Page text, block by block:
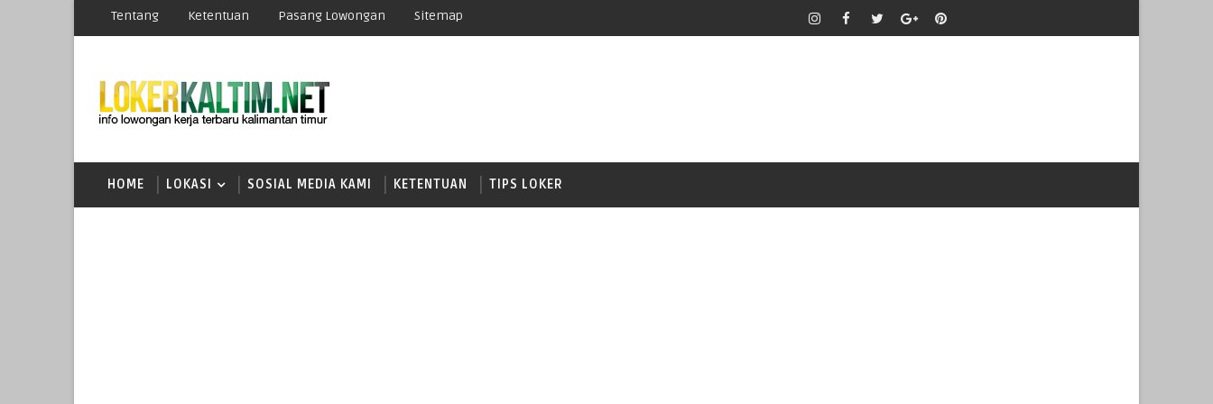
Tentang Ketentuan Pasang Lowongan Sitemap
HOME LOKASI SOSIAL MEDIA KAMI KETENTUAN TIPS LOKER